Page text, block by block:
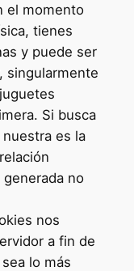
el momento
tienes
y puede ser
singularmente
Si busca
es la
no
nos
a fin de
lo más